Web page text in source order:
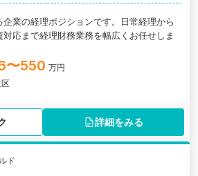
業の経理ポジションです。日常経理から
応まで経理財務業務を幅広くお任せしま
〜550 万円
詳細をみる
ド